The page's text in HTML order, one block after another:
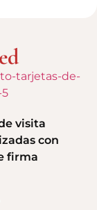
visita
con
firma